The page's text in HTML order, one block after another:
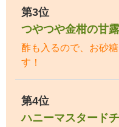
第3位
つやつや金柑の甘
酢も入るので、お砂
す！
第4位
ハニーマスタード